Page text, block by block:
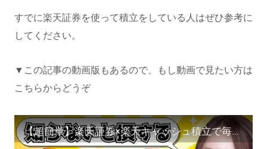
すでに楽天証券を使って積立をしている人はぜひ参考に
してください。
▼この記事の動画版もあるので、もし動画で見たい方は
こちらからどうぞ
【超簡単】楽天証券×楽天キャッシュ積立で毎月600PGET！設定方法を画面付きで解説！/お金/節約/貯金/蓄財/投資